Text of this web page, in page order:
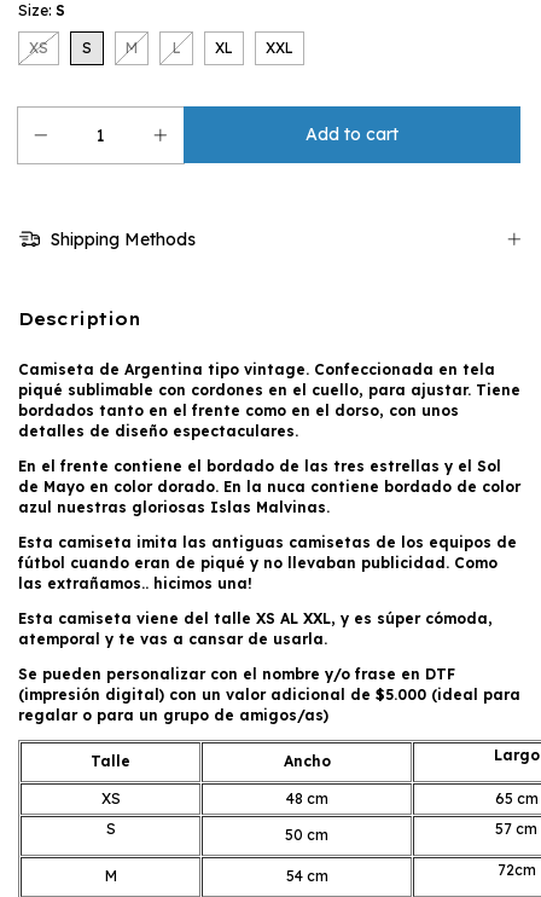
Size: S
XS S M L XL XXL
Shipping Methods
Description
Camiseta de Argentina tipo vintage. Confeccionada en tela
piqué sublimable con cordones en el cuello, para ajustar. Tiene
bordados tanto en el frente como en el dorso, con unos
detalles de diseño espectaculares.
En el frente contiene el bordado de las tres estrellas y el Sol
de Mayo en color dorado. En la nuca contiene bordado de color
azul nuestras gloriosas Islas Malvinas.
Esta camiseta imita las antiguas camisetas de los equipos de
fútbol cuando eran de piqué y no llevaban publicidad. Como
las extrañamos.. hicimos una!
Esta camiseta viene del talle XS AL XXL, y es súper cómoda,
atemporal y te vas a cansar de usarla.
Se pueden personalizar con el nombre y/o frase en DTF
(impresión digital) con un valor adicional de $5.000 (ideal para
regalar o para un grupo de amigos/as)
Talle Ancho Largo
XS 48 cm
65 cm
S
50 cm 57 cm
M 54 cm 72cm